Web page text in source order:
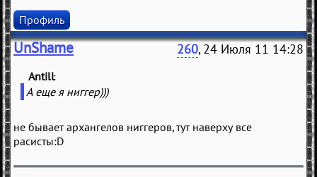
Профиль
UnShame 260, 24 Июля 11 14:28
Antill
А еще я ниггер)))
не бывает архангелов ниггеров, тут наверху все
расисты:D